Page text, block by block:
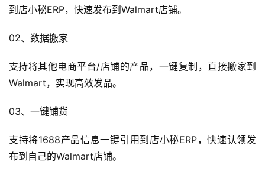
页
球
店
到店小秘ERP，快速发布到Walmart店铺。
02、数据搬家
支持将其他电商平台/店铺的产品，一键复制，直接搬家到
Walmart，实现高效发品。
03、一键铺货
支持将1688产品信息一键引用到店小秘ERP，快速认领发
布到自己的Walmart店铺。